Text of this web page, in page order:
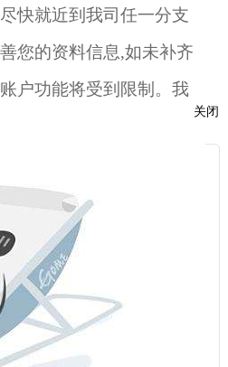
快就近到我司任一分支
您的资料信息,如未补齐
户功能将受到限制。我
在我司网站上查询。如
。给您带来不便，敬请
活愉快！
福能期货股份有限公司
2018年7月3日
关闭